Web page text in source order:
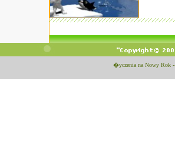
�yczenia na Nowy Rok